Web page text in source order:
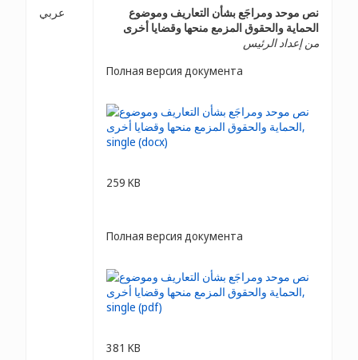
عربي
نص موحد ومراجَع بشأن التعاريف وموضوع
الحماية والحقوق المزمع منحها وقضايا أخرى
من إعداد الرئيس
Полная версия документа
259 KB
Полная версия документа
381 KB